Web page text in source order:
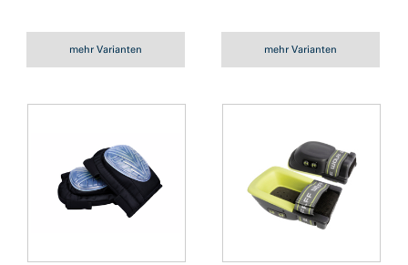
mehr Varianten mehr Varianten